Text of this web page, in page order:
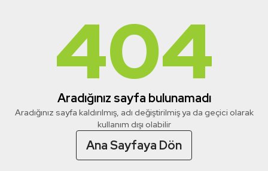
404
Aradığınız sayfa bulunamadı
Aradığınız sayfa kaldırılmış, adı değiştirilmiş ya da geçici olarak
kullanım dışı olabilir
Ana Sayfaya Dön